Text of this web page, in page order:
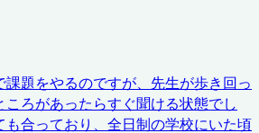
題をやるのですが、先生が歩き回っ
ろがあったらすぐ聞ける状態でし
も合っており、全日制の学校にいた頃